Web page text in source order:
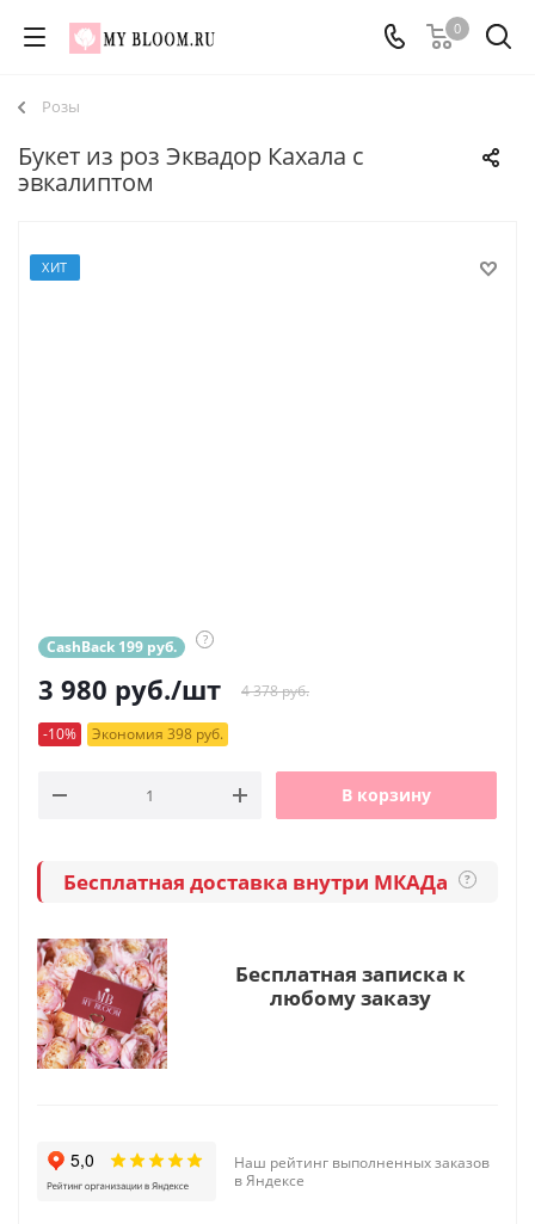
0
Розы
Букет из роз Эквадор Кахала с
эвкалиптом
ХИТ
CashBack 199 руб. ?
3 980 руб./шт 4 378 руб.
-10% Экономия 398 руб.
В корзину
Бесплатная доставка внутри МКАДа ?
Бесплатная записка к
любому заказу
Наш рейтинг выполненных заказов
в Яндексе